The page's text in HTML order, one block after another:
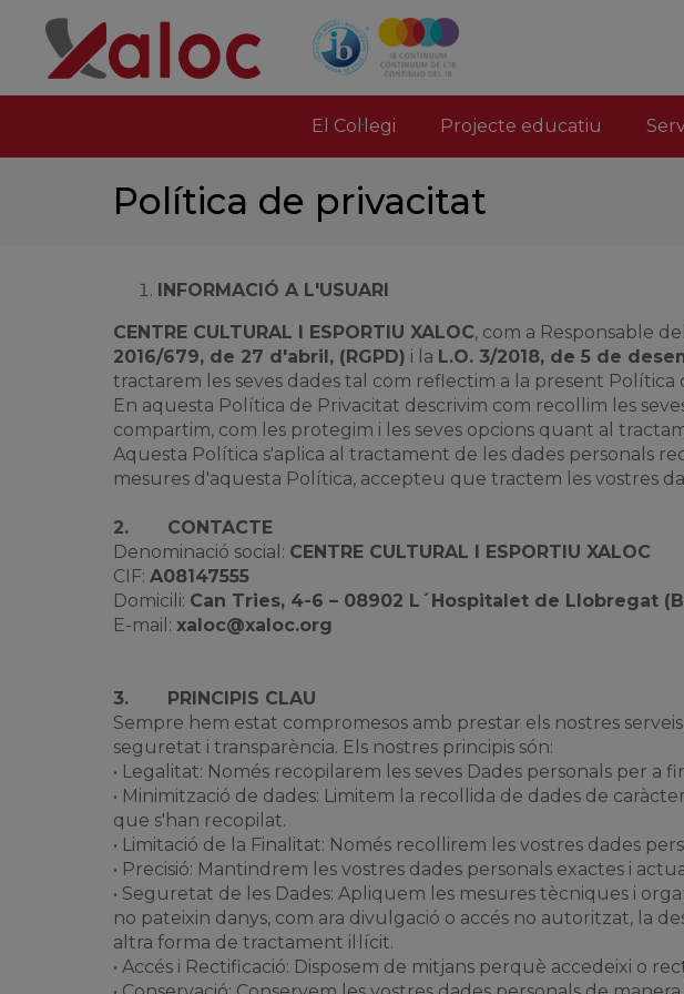
El Col·legi Projecte educatiu
Política de privacitat
INFORMACIÓ A L'USUARI
CENTRE CULTURAL I ESPORTIU XALOC, com a Responsable
2016/679, de 27 d'abril, (RGPD) i la L.O. 3/2018, de 5 de
tractarem les seves dades tal com reflectim a la present Política
En aquesta Política de Privacitat descrivim com recollim les
compartim, com les protegim i les seves opcions quant al
Aquesta Política s'aplica al tractament de les dades personals
mesures d'aquesta Política, accepteu que tractem les vostres
2. CONTACTE
Denominació social: CENTRE CULTURAL I ESPORTIU XALOC
CIF: A08147555
Domicili: Can Tries, 4-6 – 08902 L´Hospitalet de Llobregat
E-mail: xaloc@xaloc.org
3. PRINCIPIS CLAU
Sempre hem estat compromesos amb prestar els nostres
seguretat i transparència. Els nostres principis són:
• Legalitat: Només recopilarem les seves Dades personals per a
• Minimització de dades: Limitem la recollida de dades de
que s'han recopilat.
• Limitació de la Finalitat: Només recollirem les vostres dades
• Precisió: Mantindrem les vostres dades personals exactes i
• Seguretat de les Dades: Apliquem les mesures tècniques i
no pateixin danys, com ara divulgació o accés no autoritzat, la
altra forma de tractament il·lícit.
• Accés i Rectificació: Disposem de mitjans perquè accedeixi o